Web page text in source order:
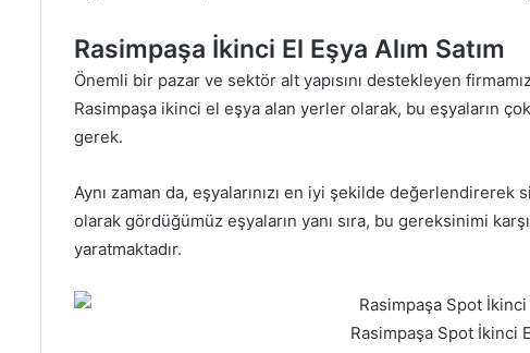
Rasimpaşa İkinci El Eşya Alım Satım
Önemli bir pazar ve sektör alt yapısını destekleyen
Rasimpaşa ikinci el eşya alan yerler olarak, bu eşyaların
gerek.
Aynı zaman da, eşyalarınızı en iyi şekilde
olarak gördüğümüz eşyaların yanı sıra, bu gereksinimi
yaratmaktadır.
Rasimpaşa Spot İkinci